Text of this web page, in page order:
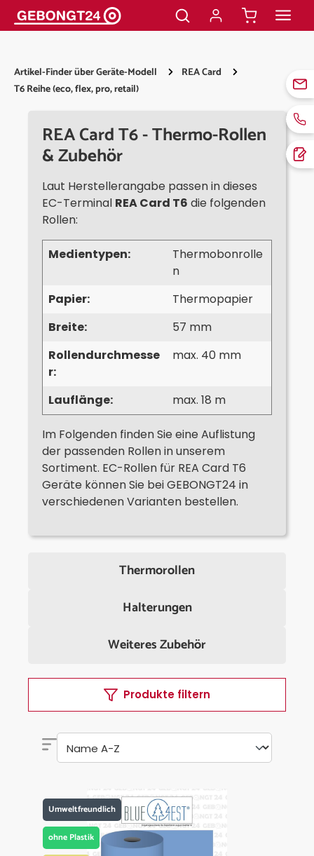
springen
Artikel-Finder über Geräte-Modell
REA Card
T6 Reihe (eco, flex, pro, retail)
REA Card T6 - Thermo-Rollen
& Zubehör
Laut Herstellerangabe passen in dieses
EC-Terminal REA Card T6 die folgenden
Rollen:
Medientypen:
Thermobonrolle
n
Papier:
Thermopapier
Breite:
57 mm
Rollendurchmesse
r:
max. 40 mm
Lauflänge: max. 18 m
Im Folgenden finden Sie eine Auflistung
der passenden Rollen in unserem
Sortiment. EC-Rollen für REA Card T6
Geräte können Sie bei GEBONGT24 in
verschiedenen Varianten bestellen.
Thermorollen
Halterungen
Weiteres Zubehör
Produkte filtern
Umweltfreundlich
ohne Plastik